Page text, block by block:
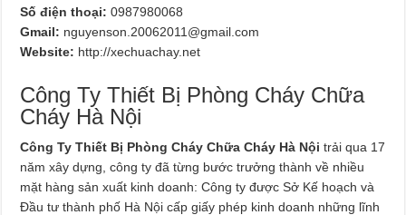
Số điện thoại: 0987980068
Gmail: nguyenson.20062011@gmail.com
Website: http://xechuachay.net
Công Ty Thiết Bị Phòng Cháy Chữa
Cháy Hà Nội
Công Ty Thiết Bị Phòng Cháy Chữa Cháy Hà Nội trải qua 17
năm xây dựng, công ty đã từng bước trưởng thành về nhiều
mặt hàng sản xuất kinh doanh: Công ty được Sở Kế hoạch và
Đầu tư thành phố Hà Nội cấp giấy phép kinh doanh những lĩnh